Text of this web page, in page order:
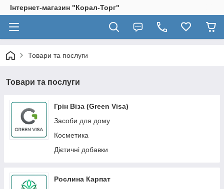
Інтернет-магазин "Корал-Торг"
Товари та послуги
Товари та послуги
Грін Віза (Green Visa)
Засоби для дому
Косметика
Дієтичні добавки
Рослина Карпат